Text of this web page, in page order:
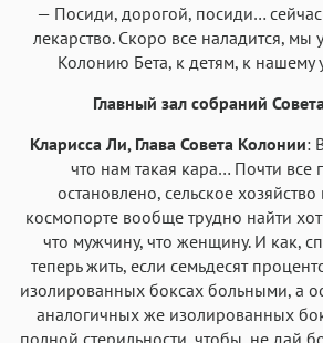
— Посиди, дорогой, посиди…
лекарство. Скоро все наладится, мы
Колонию Бета, к детям, к нашему
Главный зал собраний
Кларисса Ли, Глава Совета Колонии:
что нам такая кара… Почти все
остановлено, сельское хозяйство
космопорте вообще трудно найти
что мужчину, что женщину. И как,
теперь жить, если семьдесят
изолированных боксах больными, а
аналогичных же изолированных
полной стерильности, чтобы, не дай